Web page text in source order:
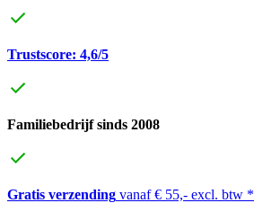
Trustscore: 4,6/5
Familiebedrijf sinds 2008
Gratis verzending vanaf € 55,- excl. btw *